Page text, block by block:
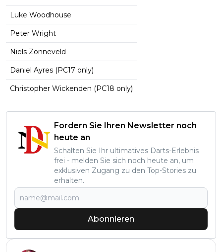
Luke Woodhouse
Peter Wright
Niels Zonneveld
Daniel Ayres (PC17 only)
Christopher Wickenden (PC18 only)
Fordern Sie Ihren Newsletter noch
heute an
Schalten Sie Ihr ultimatives Darts-Erlebnis
frei - melden Sie sich noch heute an, um
exklusiven Zugang zu den Top-Stories zu
erhalten.
Abonnieren